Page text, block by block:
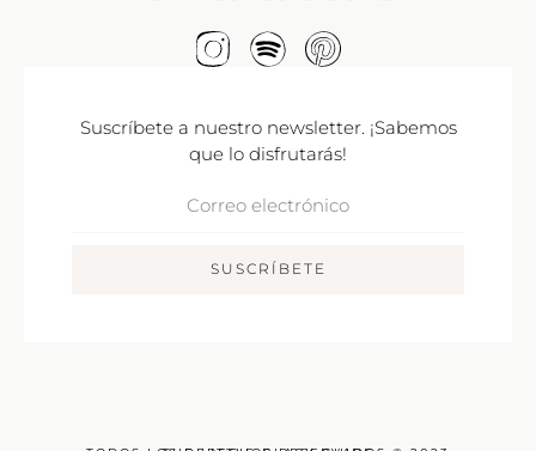
Suscríbete a nuestro newsletter. ¡Sabemos
que lo disfrutarás!
SUSCRÍBETE